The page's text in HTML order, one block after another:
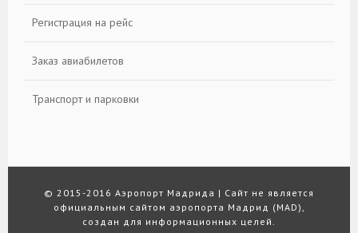
Регистрация на рейс
Заказ авиабилетов
Транспорт и парковки
© 2015-2016 Аэропорт Мадрида | Сайт не является
официальным сайтом аэропорта Мадрид (MAD),
создан для информационных целей.